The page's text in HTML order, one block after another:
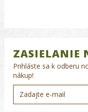
ZASIELANIE
Prihláste sa k odberu
nákup!